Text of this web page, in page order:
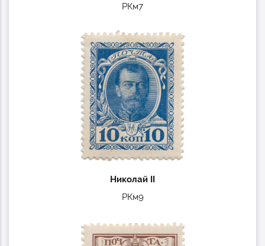
РКм7
Николай II
РКм9